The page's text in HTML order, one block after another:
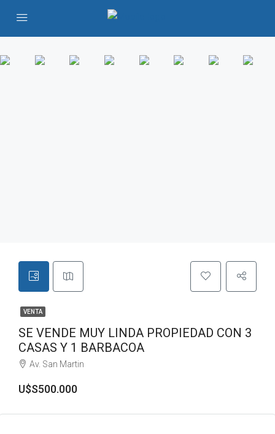
VENTA
SE VENDE MUY LINDA PROPIEDAD CON 3
CASAS Y 1 BARBACOA
Av. San Martin
U$S500.000